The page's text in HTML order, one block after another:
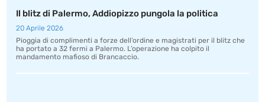
Il blitz di Palermo, Addiopizzo pungola la politica
20 Aprile 2026
Pioggia di complimenti a forze dell’ordine e magistrati per il blitz che
ha portato a 32 fermi a Palermo. L’operazione ha colpito il
mandamento mafioso di Brancaccio.